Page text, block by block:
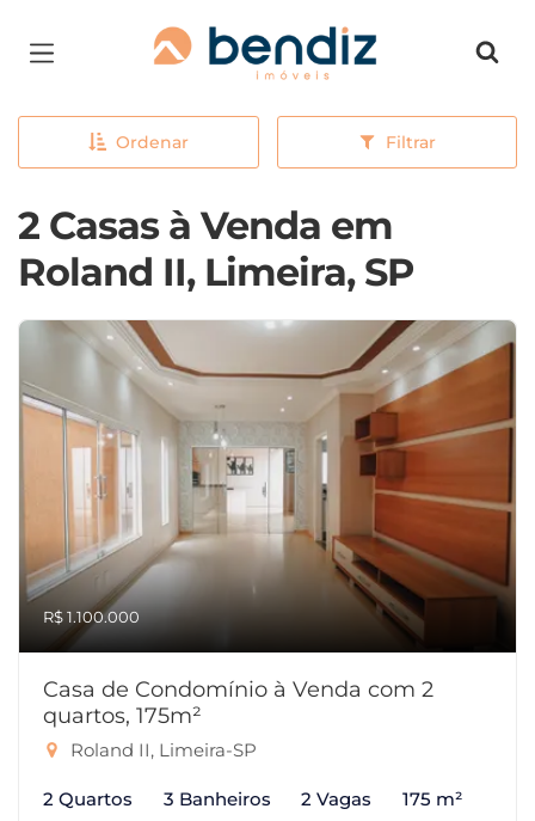
Página inicial
Ordenar Filtrar
2 Casas à Venda em
Roland II, Limeira, SP
R$ 1.100.000
Casa de Condomínio à Venda com 2
quartos, 175m²
Roland II, Limeira-SP
2 Quartos 3 Banheiros 2 Vagas 175 m²